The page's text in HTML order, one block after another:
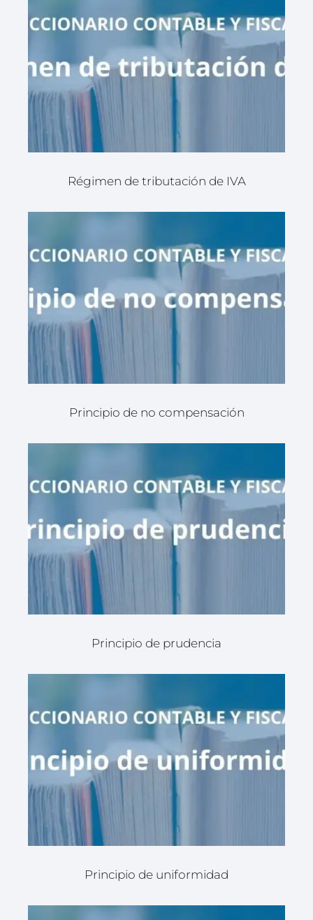
Régimen de tributación de IVA
Principio de no compensación
Principio de prudencia
Principio de uniformidad